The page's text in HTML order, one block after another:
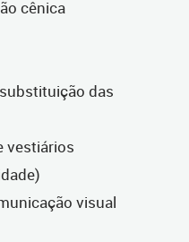
cênica
das
vestiários
visual